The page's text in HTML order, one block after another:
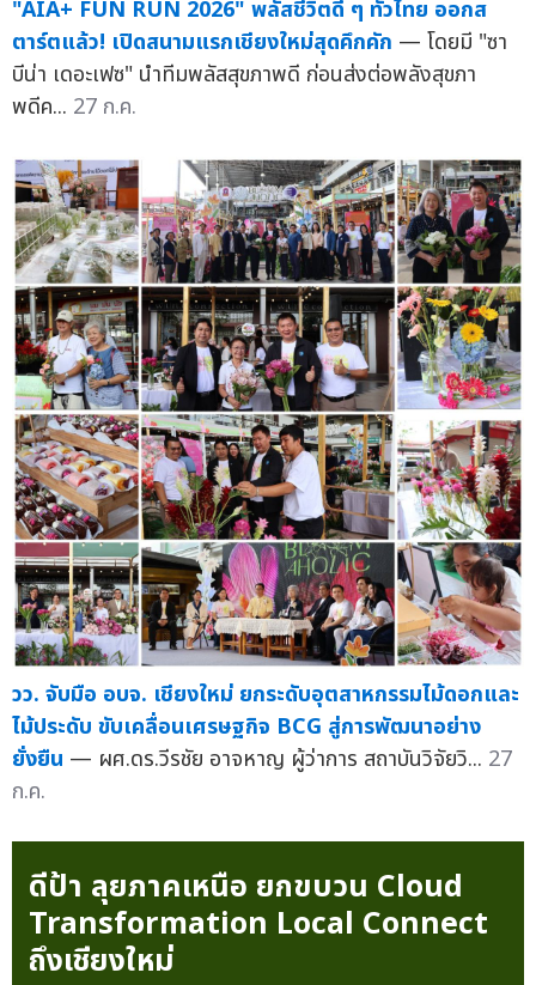
"AIA+ FUN RUN 2026" พลัสชีวิตดี ๆ ทั่วไทย ออกส
ตาร์ตแล้ว! เปิดสนามแรกเชียงใหม่สุดคึกคัก — โดยมี "ซา
บีน่า เดอะเฟซ" นำทีมพลัสสุขภาพดี ก่อนส่งต่อพลังสุขภา
พดีค... 27 ก.ค.
วว. จับมือ อบจ. เชียงใหม่ ยกระดับอุตสาหกรรมไม้ดอกและ
ไม้ประดับ ขับเคลื่อนเศรษฐกิจ BCG สู่การพัฒนาอย่าง
ยั่งยืน — ผศ.ดร.วีรชัย อาจหาญ ผู้ว่าการ สถาบันวิจัยวิ... 27
ก.ค.
ดีป้า ลุยภาคเหนือ ยกขบวน Cloud
Transformation Local Connect
ถึงเชียงใหม่